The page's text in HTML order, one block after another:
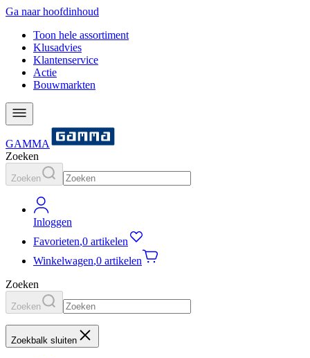
Ga naar hoofdinhoud
Toon hele assortiment
Klusadvies
Klantenservice
Actie
Bouwmarkten
GAMMA
Zoeken
Zoeken
Inloggen
Favorieten,0 artikelen
Winkelwagen,0 artikelen
Zoeken
Zoeken
Zoekbalk sluiten